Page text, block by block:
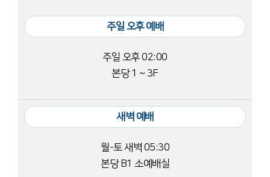
주일 오후 예배
주일 오후 02:00
본당 1 ~ 3F
새벽 예배
월-토 새벽 05:30
본당 B1 소예배실